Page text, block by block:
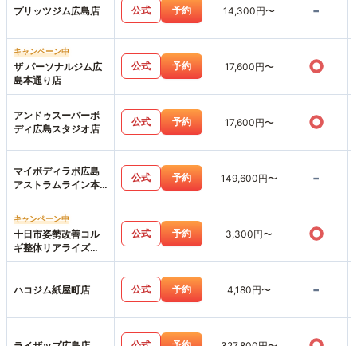
プリッツジム広島店 公式 予約 14,300円〜 -
キャンペーン中
ザ パーソナルジム広
島本通り店
公式 予約 17,600円〜 ○
アンドゥスーパーボ
ディ広島スタジオ店
公式 予約 17,600円〜 ○
マイボディラボ広島
アストラムライン本
公式 予約 149,600円〜 -
キャンペーン中
十日市姿勢改善コル
ギ整体リアライズ
【パーソナルジムリ
公式 予約 3,300円〜 ○
ハコジム紙屋町店 公式 予約 4,180円〜 -